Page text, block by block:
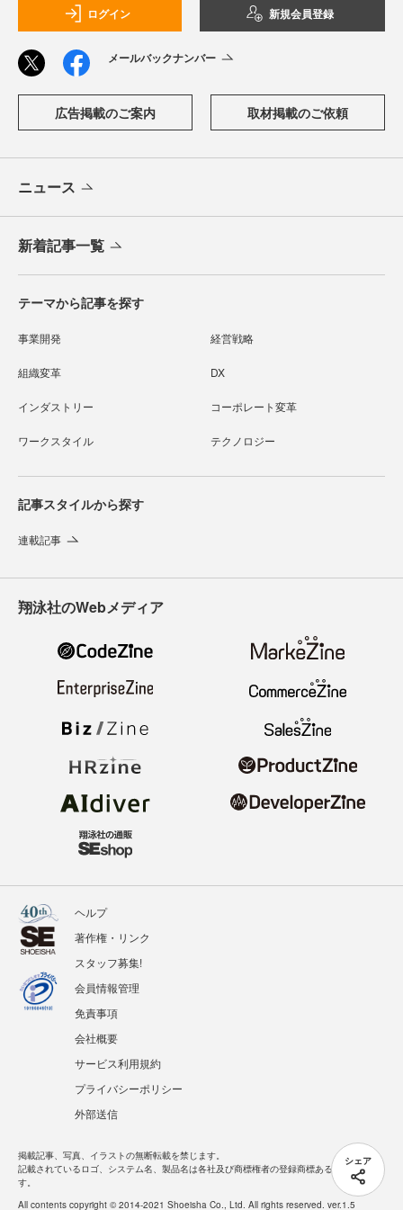
シェア
ログイン 新規会員登録
メールバックナンバー
広告掲載のご案内 取材掲載のご依頼
ニュース
新着記事一覧
テーマから記事を探す
事業開発 経営戦略
組織変革 DX
インダストリー コーポレート変革
ワークスタイル テクノロジー
記事スタイルから探す
連載記事
翔泳社のWebメディア
ヘルプ
著作権・リンク
スタッフ募集!
会員情報管理
免責事項
会社概要
サービス利用規約
プライバシーポリシー
外部送信
掲載記事、写真、イラストの無断転載を禁じます。
記載されているロゴ、システム名、製品名は各社及び商標権者の登録商標あるいは商標で
す。
All contents copyright © 2014-2021 Shoeisha Co., Ltd. All rights reserved. ver.1.5